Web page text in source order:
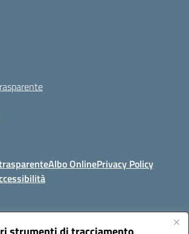
Albo OnlinePrivacy Policy